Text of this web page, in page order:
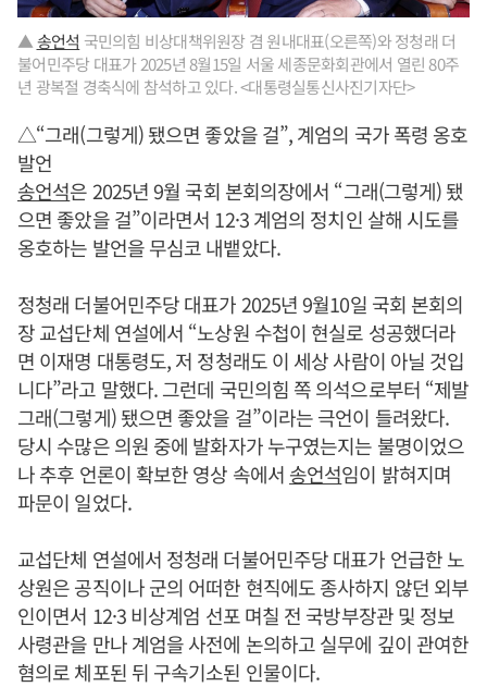
▲송언석 국민의힘 비상대책위원장 겸 원내대표(오른쪽)와 정청래 더
불어민주당 대표가 2025년 8월15일 서울 세종문화회관에서 열린 80주
년 광복절 경축식에 참석하고 있다. <대통령실통신사진기자단>
△“그래(그렇게) 됐으면 좋았을 걸”, 계엄의 국가 폭령 옹호
발언
송언석은 2025년 9월 국회 본회의장에서 “그래(그렇게) 됐
으면 좋았을 걸”이라면서 12·3 계엄의 정치인 살해 시도를
옹호하는 발언을 무심코 내뱉았다.
정청래 더불어민주당 대표가 2025년 9월10일 국회 본회의
장 교섭단체 연설에서 “노상원 수첩이 현실로 성공했더라
면 이재명 대통령도, 저 정청래도 이 세상 사람이 아닐 것입
니다”라고 말했다. 그런데 국민의힘 쪽 의석으로부터 “제발
그래(그렇게) 됐으면 좋았을 걸”이라는 극언이 들려왔다.
당시 수많은 의원 중에 발화자가 누구였는지는 불명이었으
나 추후 언론이 확보한 영상 속에서 송언석임이 밝혀지며
파문이 일었다.
교섭단체 연설에서 정청래 더불어민주당 대표가 언급한 노
상원은 공직이나 군의 어떠한 현직에도 종사하지 않던 외부
인이면서 12·3 비상계엄 선포 며칠 전 국방부장관 및 정보
사령관을 만나 계엄을 사전에 논의하고 실무에 깊이 관여한
혐의로 체포된 뒤 구속기소된 인물이다.